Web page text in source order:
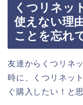
くつリネッ
使えない理
ことを忘れ
友達からくつリネ
時に、くつリネッ
ぐ購入したい！と